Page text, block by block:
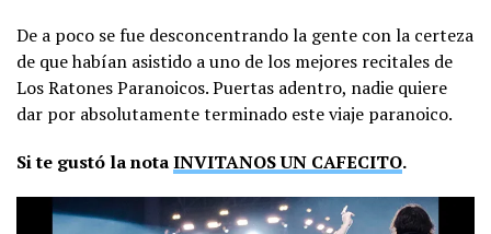
De a poco se fue desconcentrando la gente con la certeza
de que habían asistido a uno de los mejores recitales de
Los Ratones Paranoicos. Puertas adentro, nadie quiere
dar por absolutamente terminado este viaje paranoico.
Si te gustó la notaINVITANOS UN CAFECITO.